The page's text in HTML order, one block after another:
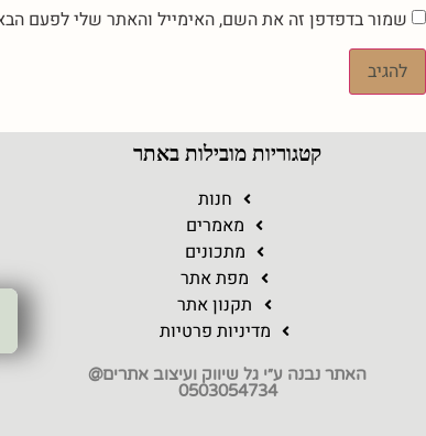
שמור בדפדפן זה את השם, האימייל והאתר שלי לפעם
קטגוריות מובילות באתר
חנות
מאמרים
מתכונים
מפת אתר
תקנון אתר
מדיניות פרטיות
האתר נבנה ע״י גל שיווק ועיצוב אתרים@
0503054734